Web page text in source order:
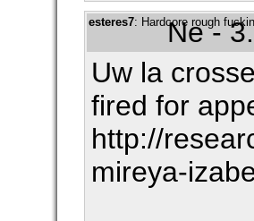
esteres7: Hardcore rough
Ne -
Uw la
fired for
http://
mireya-